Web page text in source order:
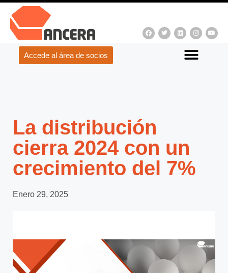
Accede al área de socios
La distribución
cierra 2024 con un
crecimiento del 7%
Enero 29, 2025